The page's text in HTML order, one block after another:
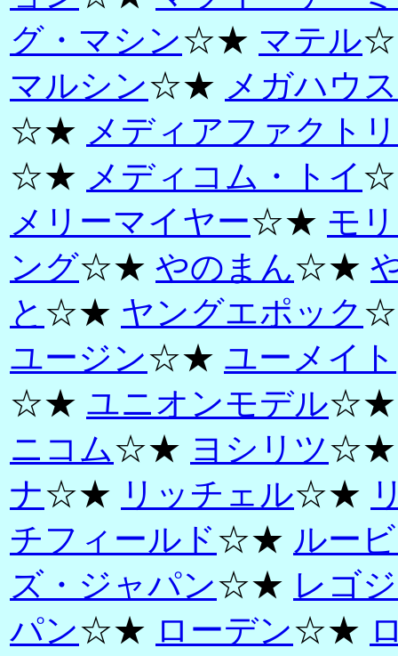
グ・マシン☆★ マテル
マルシン☆★ メガハウス
☆★ メディアファクト
☆★ メディコム・トイ
メリーマイヤー☆★ モ
ング☆★ やのまん☆★
と ☆★ ヤングエポック
ユージン☆★ ユーメイト
☆★ ユニオンモデル
ニコム☆★ ヨシリツ
ナ☆★ リッチェル☆★
チフィールド☆★ ルー
ズ・ジャパン☆★ レゴ
パン☆★ ローデン☆★